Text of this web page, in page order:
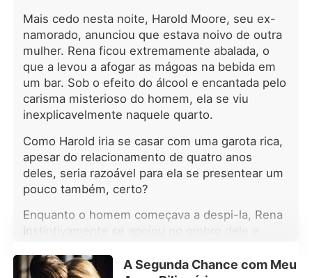
noivado de Zack com Selina, sua
meia-irmã, celebrado como "a união
perfeita de sangue puro". A mesma
Selina que sempre soube exatamente
como destruí-la. O golpe final veio
pelo telefone, na voz calma e
calculista da própria mãe: "Elara,
você já tem vinte e três anos. Está na
hora de contribuir para esta família."
A escolha era simples e cruel: casar
com o filho mais medíocre de uma
família Alfa influente - ou perder o
império do pai para sempre. Eles a
tinham encurralado com perfeição,
prontos para arrancar o que era seu
sangrar, algo mais frio e mais
Mais cedo nesta noite, Harold Moore, seu ex-
namorado, anunciou que estava noivo de outra
mulher. Rena ficou extremamente abalada, o
que a levou a afogar as mágoas na bebida em
um bar. Sob o efeito do álcool e encantada pelo
carisma misterioso do homem, ela se viu
inexplicavelmente naquele quarto.
Como Harold iria se casar com uma garota rica,
apesar do relacionamento de quatro anos
deles, seria razoável para ela se presentear um
pouco também, certo?
Enquanto o homem começava a despi-la, Rena
instintivamente se apoiou no ombro dele e,
"Harold!"
A Segunda Chance com Meu